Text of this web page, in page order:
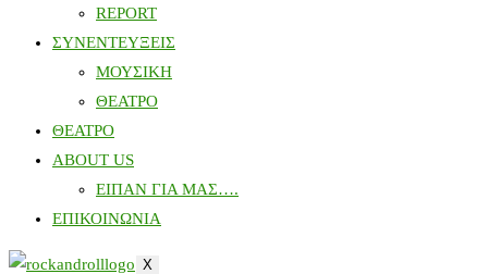
REPORT
ΣΥΝΕΝΤΕΥΞΕΙΣ
ΜΟΥΣΙΚΗ
ΘΕΑΤΡΟ
ΘΕΑΤΡΟ
ABOUT US
ΕΙΠΑΝ ΓΙΑ ΜΑΣ….
ΕΠΙΚΟΙΝΩΝΙΑ
X